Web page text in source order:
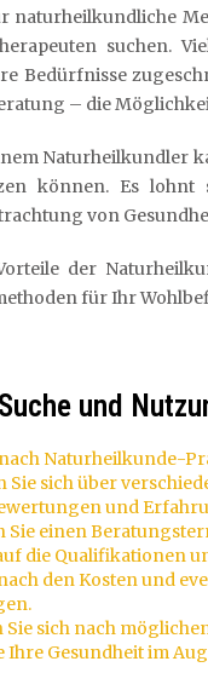
naturheilkundliche
suchen.
Bedürfnisse
– die
Naturheilkundler
können. Es
von
der
für Ihr
und
Naturheilkunde-
sich über
und
Sie einen
die Qualifikationen
den Kosten und
sich nach
Ihre Gesundheit im